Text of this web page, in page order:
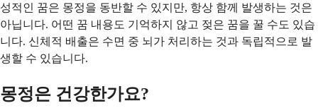
성적인 꿈은 몽정을 동반할 수 있지만, 항상 함께 발생하는 것은
아닙니다. 어떤 꿈 내용도 기억하지 않고 젖은 꿈을 꿀 수도 있습
니다. 신체적 배출은 수면 중 뇌가 처리하는 것과 독립적으로 발
생할 수 있습니다.
몽정은 건강한가요?